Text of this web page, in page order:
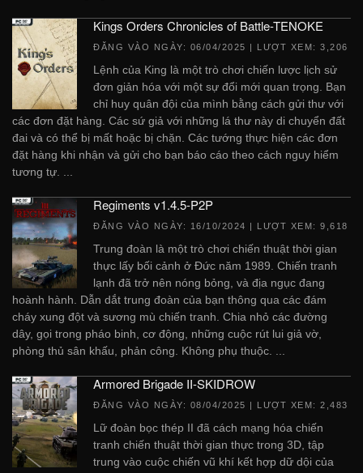
Kings Orders Chronicles of Battle-TENOKE
ĐĂNG VÀO NGÀY: 06/04/2025 | LƯỢT XEM: 3,206
Lệnh của King là một trò chơi chiến lược lịch sử
đơn giản hóa với một sự đổi mới quan trọng. Bạn
chỉ huy quân đội của mình bằng cách gửi thư với
các đơn đặt hàng. Các sứ giả với những lá thư này di chuyển đất
đai và có thể bị mất hoặc bị chặn. Các tướng thực hiện các đơn
đặt hàng khi nhận và gửi cho bạn báo cáo theo cách nguy hiểm
tương tự. ...
Regiments v1.4.5-P2P
ĐĂNG VÀO NGÀY: 16/10/2024 | LƯỢT XEM: 9,618
Trung đoàn là một trò chơi chiến thuật thời gian
thực lấy bối cảnh ở Đức năm 1989. Chiến tranh
lạnh đã trở nên nóng bỏng, và địa ngục đang
hoành hành. Dẫn dắt trung đoàn của bạn thông qua các đám
cháy xung đột và sương mù chiến tranh. Chia nhỏ các đường
dây, gọi trong pháo binh, cơ động, những cuộc rút lui giả vờ,
phòng thủ sân khấu, phản công. Không phụ thuộc. ...
Armored Brigade II-SKIDROW
ĐĂNG VÀO NGÀY: 08/04/2025 | LƯỢT XEM: 2,483
Lữ đoàn bọc thép II đã cách mạng hóa chiến
tranh chiến thuật thời gian thực trong 3D, tập
trung vào cuộc chiến vũ khí kết hợp dữ dội của